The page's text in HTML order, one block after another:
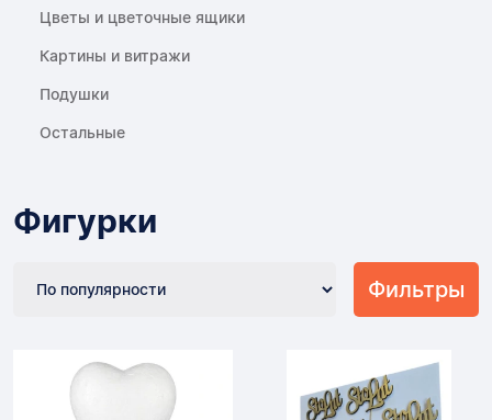
Цветы и цветочные ящики
Картины и витражи
Подушки
Остальные
Фигурки
Фильтры